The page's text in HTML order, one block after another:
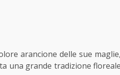
arancione delle sue
una grande tradizione